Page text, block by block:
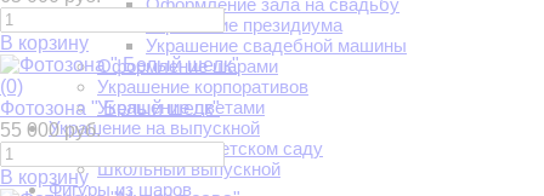
Оформление зала на свадьбу
Украшение президиума
Украшение свадебной машины
Оформление шарами
Украшение корпоративов
Украшение цветами
Украшение на выпускной
Выпускной в детском саду
Школьный выпускной
Фигуры из шаров
В корзину
(0)
Фотозона " Белый шелк"
55 000 руб.
В корзину